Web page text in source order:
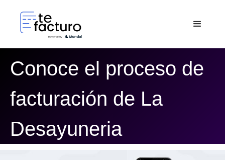
Conoce el proceso de
facturación de La
Desayuneria